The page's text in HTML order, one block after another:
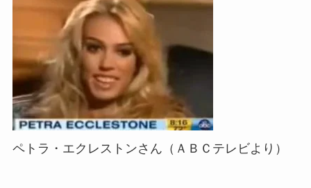
ペトラ・エクレストンさん（ＡＢＣテレビより）